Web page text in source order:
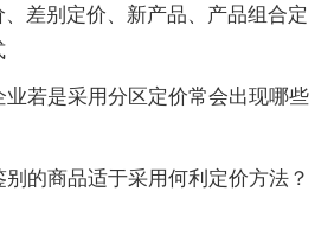
差别定价、新产品、产品组合定
若是采用分区定价常会出现哪些
的商品适于采用何利定价方法？